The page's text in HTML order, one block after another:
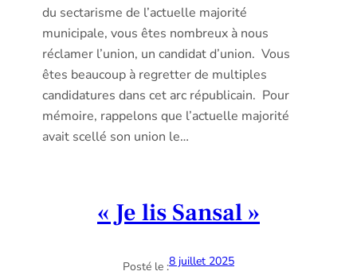
du sectarisme de l’actuelle majorité
municipale, vous êtes nombreux à nous
réclamer l’union, un candidat d’union. Vous
êtes beaucoup à regretter de multiples
candidatures dans cet arc républicain. Pour
mémoire, rappelons que l’actuelle majorité
avait scellé son union le…
« Je lis Sansal »
Posté le :8 juillet 2025